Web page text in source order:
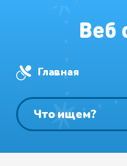
Главная